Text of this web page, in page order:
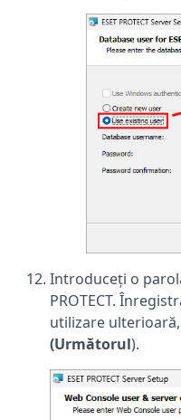
Introduceți o
PROTECT.
utilizare
(Următorul).